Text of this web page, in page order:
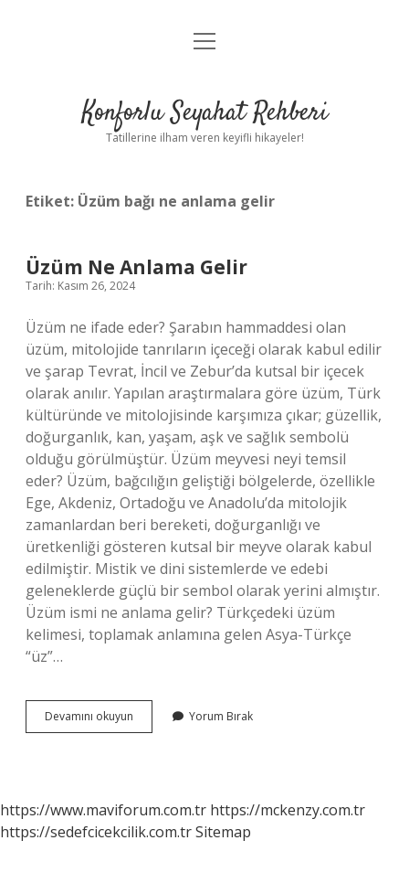
Anasayfa
Yasal Uyarı
menüyü
Konforlu Seyahat Rehberi
Tatillerine ilham veren keyifli hikayeler!
Etiket: Üzüm bağı ne anlama gelir
Üzüm Ne Anlama Gelir
Tarih: Kasım 26, 2024
Üzüm ne ifade eder? Şarabın hammaddesi olan
üzüm, mitolojide tanrıların içeceği olarak kabul edilir
ve şarap Tevrat, İncil ve Zebur’da kutsal bir içecek
olarak anılır. Yapılan araştırmalara göre üzüm, Türk
kültüründe ve mitolojisinde karşımıza çıkar; güzellik,
doğurganlık, kan, yaşam, aşk ve sağlık sembolü
olduğu görülmüştür. Üzüm meyvesi neyi temsil
eder? Üzüm, bağcılığın geliştiği bölgelerde, özellikle
Ege, Akdeniz, Ortadoğu ve Anadolu’da mitolojik
zamanlardan beri bereketi, doğurganlığı ve
üretkenliği gösteren kutsal bir meyve olarak kabul
edilmiştir. Mistik ve dini sistemlerde ve edebi
geleneklerde güçlü bir sembol olarak yerini almıştır.
Üzüm ismi ne anlama gelir? Türkçedeki üzüm
kelimesi, toplamak anlamına gelen Asya-Türkçe
“üz”…
Devamını okuyun
Ne
Yorum Bırak
https://www.maviforum.com.tr https://mckenzy.com.tr
https://sedefcicekcilik.com.trSitemap